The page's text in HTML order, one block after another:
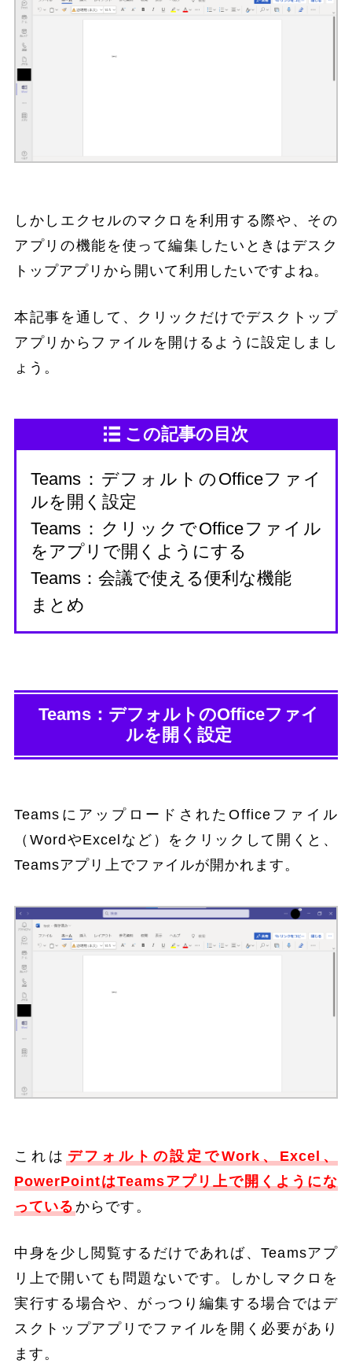
しかしエクセルのマクロを利用する際や、その
アプリの機能を使って編集したいときはデスク
トップアプリから開いて利用したいですよね。
本記事を通して、クリックだけでデスクトップ
アプリからファイルを開けるように設定しまし
ょう。
この記事の目次
Teams：デフォルトのOfficeファイ
ルを開く設定
Teams：クリックでOfficeファイル
をアプリで開くようにする
Teams：会議で使える便利な機能
まとめ
Teams：デフォルトのOfficeファイ
ルを開く設定
TeamsにアップロードされたOfficeファイル
（WordやExcelなど）をクリックして開くと、
Teamsアプリ上でファイルが開かれます。
これは デフォルトの設定でWork、Excel、
PowerPointはTeamsアプリ上で開くようにな
っている からです。
中身を少し閲覧するだけであれば、Teamsアプ
リ上で開いても問題ないです。しかしマクロを
実行する場合や、がっつり編集する場合ではデ
スクトップアプリでファイルを開く必要があり
ます。